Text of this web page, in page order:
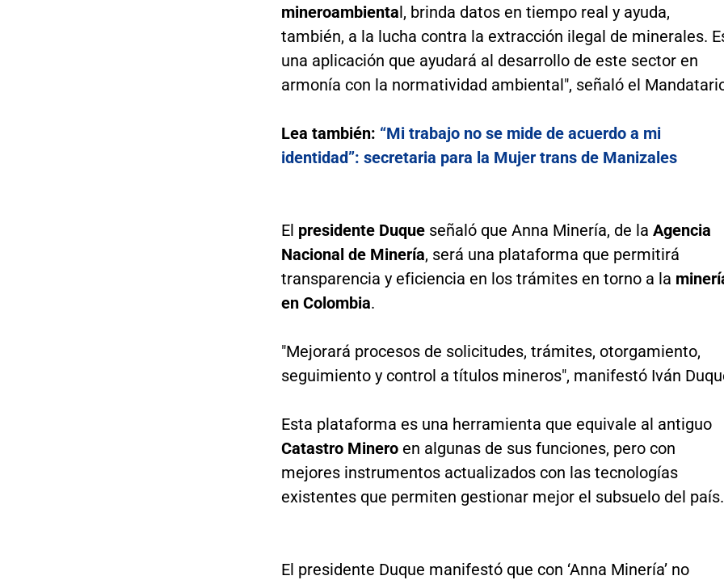
mineroambiental, brinda datos en tiempo real y ayuda,
también, a la lucha contra la extracción ilegal de minerales.
una aplicación que ayudará al desarrollo de este sector en
armonía con la normatividad ambiental", señaló el
Lea también: “Mi trabajo no se mide de acuerdo a mi
identidad”: secretaria para la Mujer trans de Manizales
El presidente Duqueseñaló que Anna Minería, de la Agencia
Nacional de Minería, será una plataforma que permitirá
transparencia y eficiencia en los trámites en torno a la
en Colombia.
"Mejorará procesos de solicitudes, trámites, otorgamiento,
seguimiento y control a títulos mineros", manifestó Iván
Esta plataforma es una herramienta que equivale al antiguo
Catastro Minero en algunas de sus funciones, pero con
mejores instrumentos actualizados con las tecnologías
existentes que permiten gestionar mejor el subsuelo del país.
El presidente Duque manifestó que con ‘Anna Minería’ no